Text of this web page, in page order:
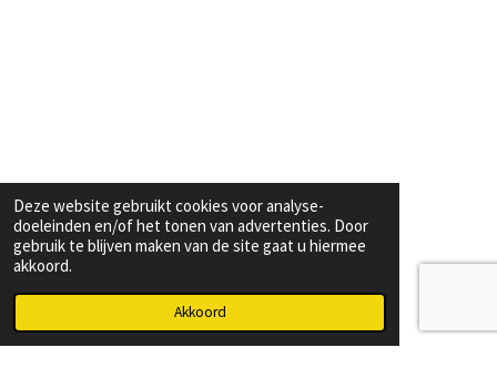
Deze website gebruikt cookies voor analyse-
doeleinden en/of het tonen van advertenties. Door
gebruik te blijven maken van de site gaat u hiermee
akkoord.
Akkoord